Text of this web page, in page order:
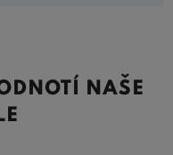
NAŠE